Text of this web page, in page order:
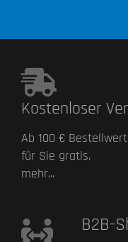
Kostenloser
Ab 100 €
für Sie gratis.
mehr...
B2B-